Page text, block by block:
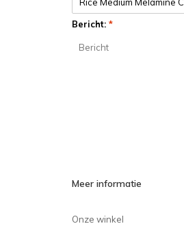
Bericht: *
Meer informatie
Onze winkel